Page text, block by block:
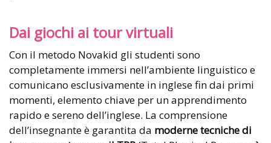
Dai giochi ai tour virtuali
Con il metodo Novakid gli studenti sono
completamente immersi nell’ambiente linguistico e
comunicano esclusivamente in inglese fin dai primi
momenti, elemento chiave per un apprendimento
rapido e sereno dell’inglese. La comprensione
dell’insegnante è garantita da moderne tecniche di